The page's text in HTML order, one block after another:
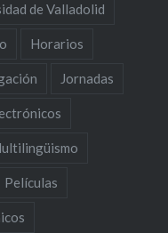
de Valladolid
Horarios
Jornadas
Películas